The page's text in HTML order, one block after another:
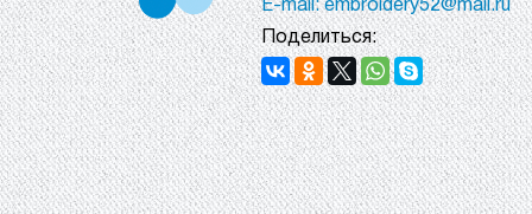
E-mail: embroidery52@mail.ru
Поделиться: